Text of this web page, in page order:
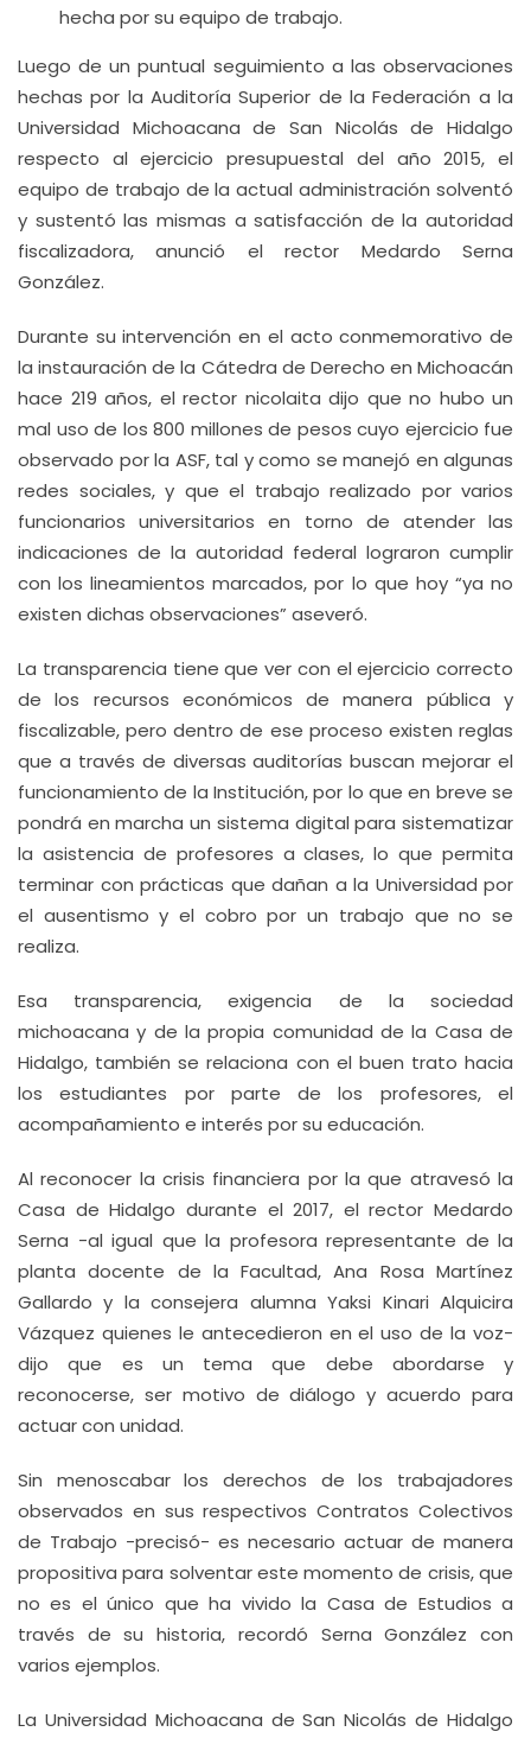
hecha por su equipo de trabajo.
Luego de un puntual seguimiento a las observaciones
hechas por la Auditoría Superior de la Federación a la
Universidad Michoacana de San Nicolás de Hidalgo
respecto al ejercicio presupuestal del año 2015, el
equipo de trabajo de la actual administración solventó
y sustentó las mismas a satisfacción de la autoridad
fiscalizadora, anunció el rector Medardo Serna
González.
Durante su intervención en el acto conmemorativo de
la instauración de la Cátedra de Derecho en Michoacán
hace 219 años, el rector nicolaita dijo que no hubo un
mal uso de los 800 millones de pesos cuyo ejercicio fue
observado por la ASF, tal y como se manejó en algunas
redes sociales, y que el trabajo realizado por varios
funcionarios universitarios en torno de atender las
indicaciones de la autoridad federal lograron cumplir
con los lineamientos marcados, por lo que hoy “ya no
existen dichas observaciones” aseveró.
La transparencia tiene que ver con el ejercicio correcto
de los recursos económicos de manera pública y
fiscalizable, pero dentro de ese proceso existen reglas
que a través de diversas auditorías buscan mejorar el
funcionamiento de la Institución, por lo que en breve se
pondrá en marcha un sistema digital para sistematizar
la asistencia de profesores a clases, lo que permita
terminar con prácticas que dañan a la Universidad por
el ausentismo y el cobro por un trabajo que no se
realiza.
Esa transparencia, exigencia de la sociedad
michoacana y de la propia comunidad de la Casa de
Hidalgo, también se relaciona con el buen trato hacia
los estudiantes por parte de los profesores, el
acompañamiento e interés por su educación.
Al reconocer la crisis financiera por la que atravesó la
Casa de Hidalgo durante el 2017, el rector Medardo
Serna -al igual que la profesora representante de la
planta docente de la Facultad, Ana Rosa Martínez
Gallardo y la consejera alumna Yaksi Kinari Alquicira
Vázquez quienes le antecedieron en el uso de la voz-
dijo que es un tema que debe abordarse y
reconocerse, ser motivo de diálogo y acuerdo para
actuar con unidad.
Sin menoscabar los derechos de los trabajadores
observados en sus respectivos Contratos Colectivos
de Trabajo -precisó- es necesario actuar de manera
propositiva para solventar este momento de crisis, que
no es el único que ha vivido la Casa de Estudios a
través de su historia, recordó Serna González con
varios ejemplos.
La Universidad Michoacana de San Nicolás de Hidalgo